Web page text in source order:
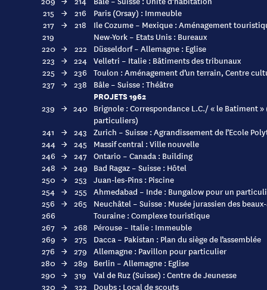
215
→ 216
Paris (Orsay) : Immeuble
217
→ 218
Ile Cozume – Mexique : Aménagement
219
New-York – Etats Unis : Bureaux
220 → 222
Düsseldorf – Allemagne : Eglise
223 → 224 Velletri – Italie : Bâtiments des tribunaux
225 → 236 Toulon : Aménagement d’un terrain, Centre
237 → 238 Bâle – Suisse : Théâtre
PROJETS 1962
239 → 240 Brignole : Correspondance L.C./ « le Batiment
particuliers)
241
→ 243 Zurich – Suisse : Agrandissement de l’Ecole
244 → 245
Massif central : Ville nouvelle
246 → 247 Ontario – Canada : Building
248 → 249 Bad Ragaz – Suisse : Hôtel
250 → 253 Juan-les-Pins : Piscine
254 → 255 Ahmedabad – Inde : Bungalow pour un
256 → 265
Neuchâtel – Suisse : Musée jurassien des
266
Touraine : Complexe touristique
267 → 268 Pérouse – Italie : Immeuble
269 → 275
Dacca – Pakistan : Plan du siège de l’assemblée
276 → 279 Allemagne : Pavillon pour particulier
280 → 289 Berlin – Allemagne : Eglise
290 → 319
Val de Ruz (Suisse) : Centre de Jeunesse
320 → 322
Doubs : Local de scouts